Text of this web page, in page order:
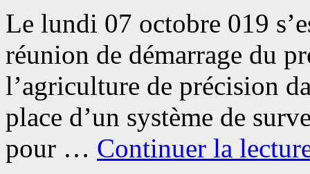
Le lundi 07 octobre 019
réunion de démarrage du
l’agriculture de précision
place d’un système de
pour … Continuer la